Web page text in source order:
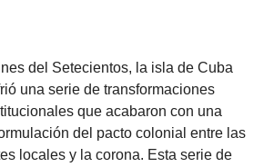
del Setecientos, la isla de Cuba
una serie de transformaciones
que acabaron con una
del pacto colonial entre las
locales y la corona. Esta serie de